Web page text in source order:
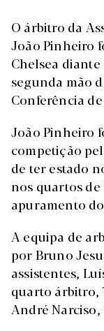
O árbitro da
João Pinheiro
Chelsea
segunda mão
Conferência
João Pinheiro
competição
de ter estado
nos quartos
apuramento
A equipa de
por Bruno
assistentes,
quarto árbitro,
André Narciso,